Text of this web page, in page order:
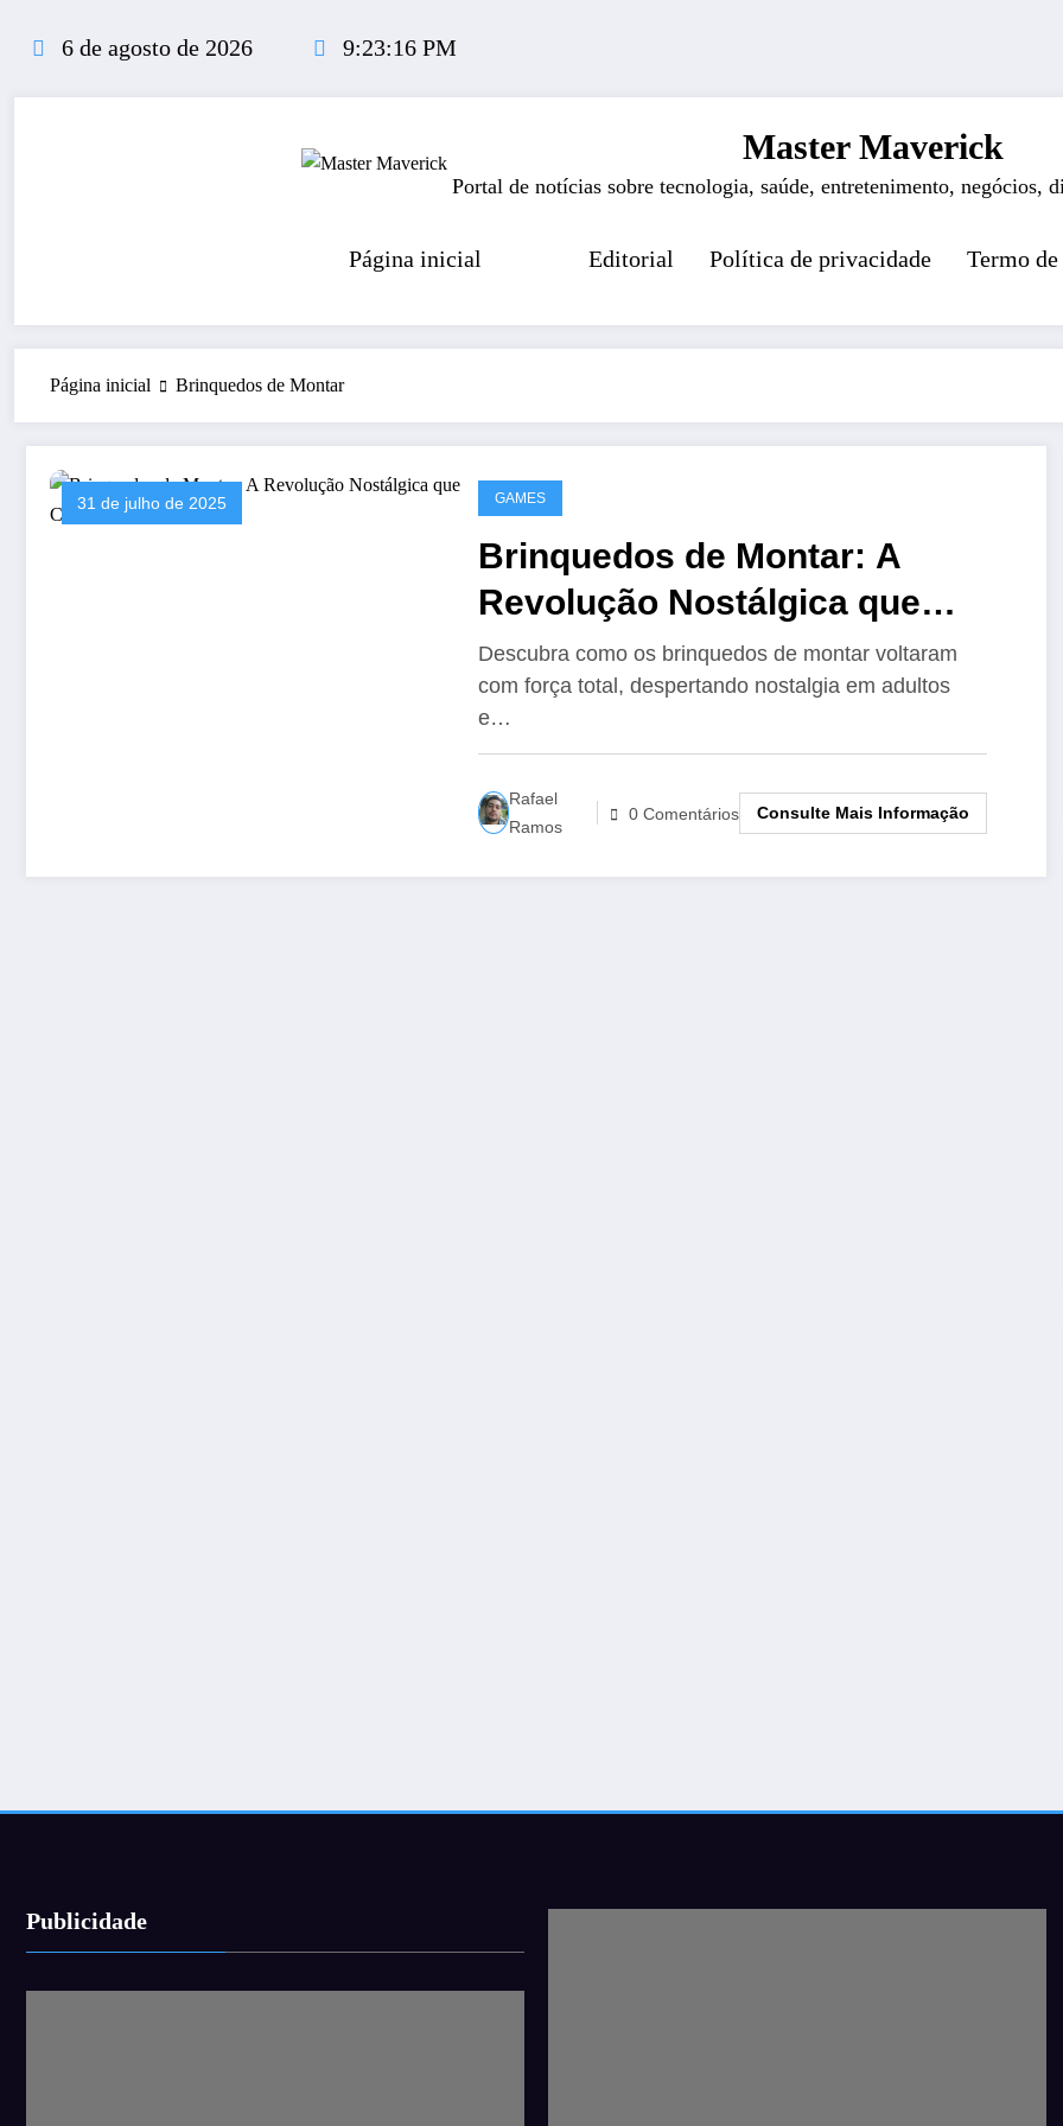
conteúdo
6 de agosto de 2026 9:23:16 PM
Master Maverick
Portal de notícias sobre tecnologia, saúde, entretenimento, negócios,
Página inicial Editorial Política de privacidade Termo
Página inicial Brinquedos de Montar
31 de julho de 2025 GAMES
Brinquedos de Montar: A
Revolução Nostálgica que
Conquistou Pais e Filhos
Descubra como os brinquedos de montar voltaram
com força total, despertando nostalgia em adultos
e…
Rafael
Ramos
0 Comentários Consulte Mais Informação
Publicidade